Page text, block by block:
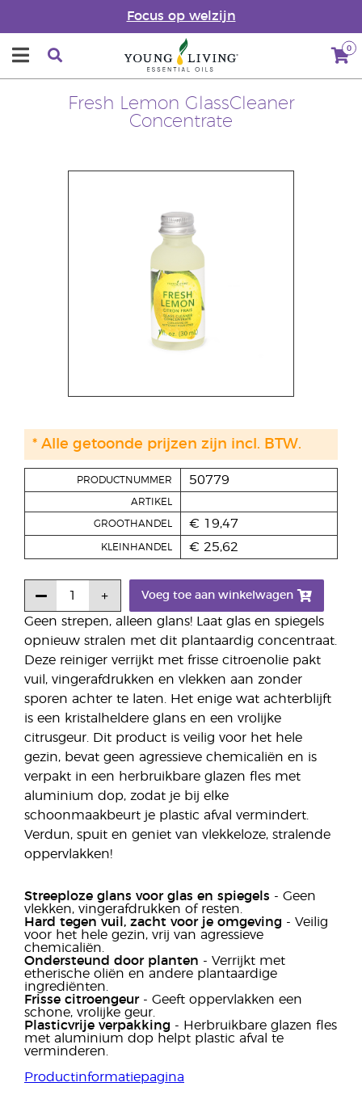
Focus op welzijn
0
Fresh Lemon GlassCleaner
Concentrate
Geen strepen, alleen glans! Laat glas en spiegels
opnieuw stralen met dit plantaardig concentraat.
Deze reiniger verrijkt met frisse citroenolie pakt
vuil, vingerafdrukken en vlekken aan zonder
sporen achter te laten. Het enige wat achterblijft
is een kristalheldere glans en een vrolijke
citrusgeur. Dit product is veilig voor het hele
gezin, bevat geen agressieve chemicaliën en is
verpakt in een herbruikbare glazen fles met
aluminium dop, zodat je bij elke
schoonmaakbeurt je plastic afval vermindert.
Verdun, spuit en geniet van vlekkeloze, stralende
oppervlakken!
Streeploze glans voor glas en spiegels - Geen
vlekken, vingerafdrukken of resten.
Hard tegen vuil, zacht voor je omgeving - Veilig
voor het hele gezin, vrij van agressieve
chemicaliën.
Ondersteund door planten - Verrijkt met
etherische oliën en andere plantaardige
ingrediënten.
Frisse citroengeur- Geeft oppervlakken een
schone, vrolijke geur.
Plasticvrije verpakking - Herbruikbare glazen fles
met aluminium dop helpt plastic afval te
verminderen.
Productinformatiepagina
PRODUCTNUMMER 50779
ARTIKEL
GROOTHANDEL € 19,47
KLEINHANDEL € 25,62
Voeg toe aan winkelwagen
* Alle getoonde prijzen zijn incl. BTW.